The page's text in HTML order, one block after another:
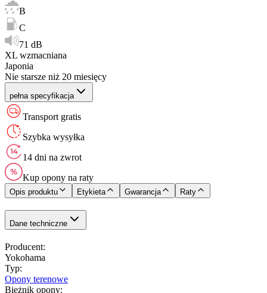
B
C
71 dB
XL wzmacniana
Japonia
Nie starsze niż 20 miesięcy
pełna specyfikacja
Transport gratis
Szybka wysyłka
14 dni na zwrot
Kup opony na raty
Opis produktu Etykieta Gwarancja Raty
Dane techniczne
Producent:
Yokohama
Typ:
Opony terenowe
Bieżnik opony: